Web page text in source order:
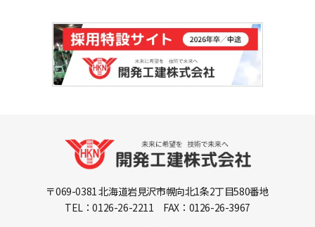
〒069-0381 北海道岩見沢市幌向北1条2丁目580番地
TEL：0126-26-2211 FAX：0126-26-3967